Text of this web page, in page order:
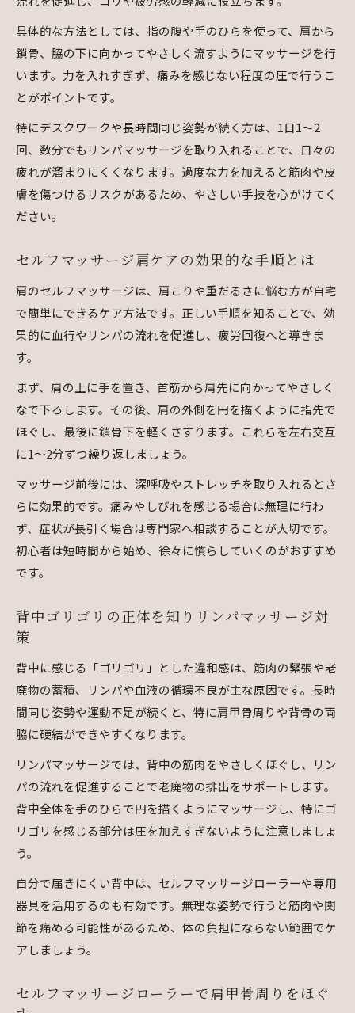
具体的な方法としては、指の腹や手のひらを使って、肩から
鎖骨、脇の下に向かってやさしく流すようにマッサージを行
います。力を入れすぎず、痛みを感じない程度の圧で行うこ
とがポイントです。
特にデスクワークや長時間同じ姿勢が続く方は、1日1～2
回、数分でもリンパマッサージを取り入れることで、日々の
疲れが溜まりにくくなります。過度な力を加えると筋肉や皮
膚を傷つけるリスクがあるため、やさしい手技を心がけてく
ださい。
セルフマッサージ肩ケアの効果的な手順とは
肩のセルフマッサージは、肩こりや重だるさに悩む方が自宅
で簡単にできるケア方法です。正しい手順を知ることで、効
果的に血行やリンパの流れを促進し、疲労回復へと導きま
す。
まず、肩の上に手を置き、首筋から肩先に向かってやさしく
なで下ろします。その後、肩の外側を円を描くように指先で
ほぐし、最後に鎖骨下を軽くさすります。これらを左右交互
に1～2分ずつ繰り返しましょう。
マッサージ前後には、深呼吸やストレッチを取り入れるとさ
らに効果的です。痛みやしびれを感じる場合は無理に行わ
ず、症状が長引く場合は専門家へ相談することが大切です。
初心者は短時間から始め、徐々に慣らしていくのがおすすめ
です。
背中ゴリゴリの正体を知りリンパマッサージ対
策
背中に感じる「ゴリゴリ」とした違和感は、筋肉の緊張や老
廃物の蓄積、リンパや血液の循環不良が主な原因です。長時
間同じ姿勢や運動不足が続くと、特に肩甲骨周りや背骨の両
脇に硬結ができやすくなります。
リンパマッサージでは、背中の筋肉をやさしくほぐし、リン
パの流れを促進することで老廃物の排出をサポートします。
背中全体を手のひらで円を描くようにマッサージし、特にゴ
リゴリを感じる部分は圧を加えすぎないように注意しましょ
う。
自分で届きにくい背中は、セルフマッサージローラーや専用
器具を活用するのも有効です。無理な姿勢で行うと筋肉や関
節を痛める可能性があるため、体の負担にならない範囲でケ
アしましょう。
セルフマッサージローラーで肩甲骨周りをほぐ